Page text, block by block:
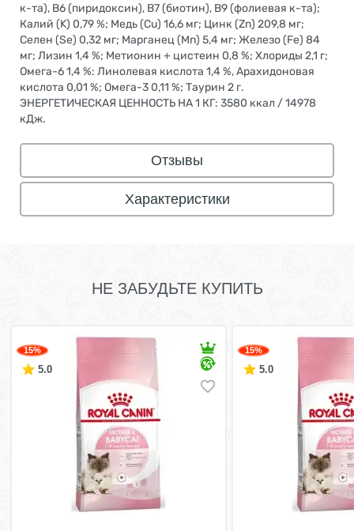
к-та), В6 (пиридоксин), В7 (биотин), В9 (фолиевая к-та);
Калий (K) 0,79 %; Медь (Cu) 16,6 мг; Цинк (Zn) 209,8 мг;
Селен (Se) 0,32 мг; Марганец (Mn) 5,4 мг; Железо (Fe) 84
мг; Лизин 1,4 %; Метионин + цистеин 0,8 %; Хлориды 2,1 г;
Омега-6 1,4 %: Линолевая кислота 1,4 %, Арахидоновая
кислота 0,01 %; Омега-3 0,11 %; Таурин 2 г.
ЭНЕРГЕТИЧЕСКАЯ ЦЕННОСТЬ НА 1 КГ: 3580 ккал / 14978
кДж.
Отзывы
Характеристики
НЕ ЗАБУДЬТЕ КУПИТЬ
15%
5.0
15%
5.0